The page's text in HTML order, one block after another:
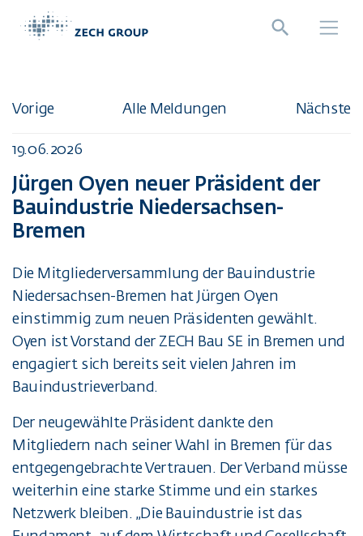
Vorige Alle Meldungen Nächste
19.06.2026
Jürgen Oyen neuer Präsident der
Bauindustrie Niedersachsen-
Bremen
Die Mitgliederversammlung der Bauindustrie
Niedersachsen-Bremen hat Jürgen Oyen
einstimmig zum neuen Präsidenten gewählt.
Oyen ist Vorstand der ZECH Bau SE in Bremen und
engagiert sich bereits seit vielen Jahren im
Bauindustrieverband.
Der neugewählte Präsident dankte den
Mitgliedern nach seiner Wahl in Bremen für das
entgegengebrachte Vertrauen. Der Verband müsse
weiterhin eine starke Stimme und ein starkes
Netzwerk bleiben. „Die Bauindustrie ist das